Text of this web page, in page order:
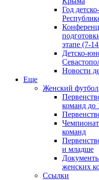
Год
этапе (7-
Детско-
Новости
Еще
Женский футбол
команд до
команд
и младше
женских
Ссылки